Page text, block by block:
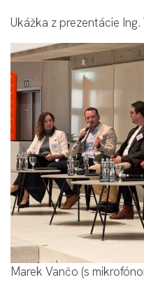
Ukážka z prezentácie Ing.
Marek Vančo (s